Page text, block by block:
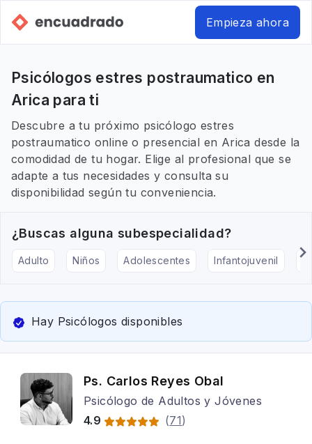
Empieza ahora
Psicólogos estres postraumatico en
Arica para ti
Descubre a tu próximo psicólogo estres
postraumatico online o presencial en Arica desde la
comodidad de tu hogar. Elige al profesional que se
adapte a tus necesidades y consulta su
disponibilidad según tu conveniencia.
¿Buscas alguna subespecialidad?
Adulto Niños Adolescentes Infantojuvenil
Hay Psicólogos disponibles
Ps. Carlos Reyes Obal
Psicólogo de Adultos y Jóvenes
4.9
(71)